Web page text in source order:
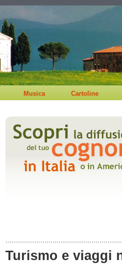
Musica Cartoline
Turismo e viaggi